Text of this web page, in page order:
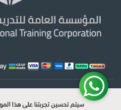
x
سيتم تحسين تجربتنا على هذا
سيتم تحسين تجربتنا على هذا